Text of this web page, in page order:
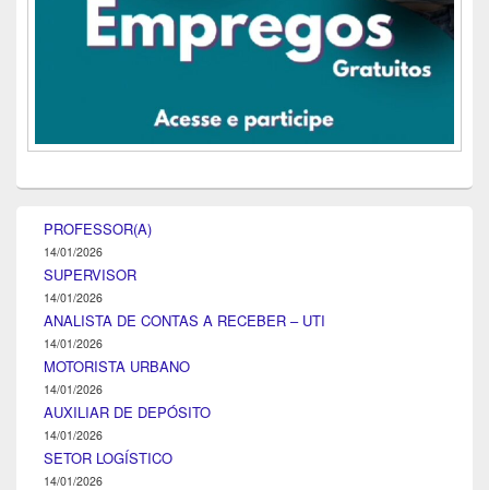
PROFESSOR(A)
14/01/2026
SUPERVISOR
14/01/2026
ANALISTA DE CONTAS A RECEBER – UTI
14/01/2026
MOTORISTA URBANO
14/01/2026
AUXILIAR DE DEPÓSITO
14/01/2026
SETOR LOGÍSTICO
14/01/2026